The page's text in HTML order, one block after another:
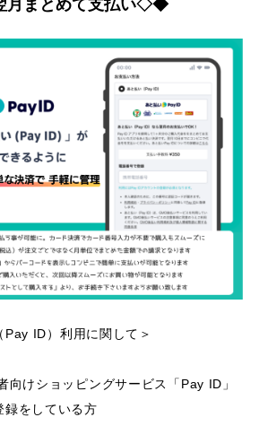
まとめて支払い◇◆
Pay ID）利用に関して＞
向けショッピングサービス「Pay ID」
録をしている方